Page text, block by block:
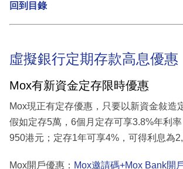
回到目錄
虛擬銀行定期存款高息優惠
Mox有新資金定存限時優惠
Mox現正有定存優惠，只要以新資金敍造
假如定存5萬，6個月定存可享3.8%年利
950港元；定存1年可享4%，可得利息為
Mox開戶優惠： Mox邀請碼+Mox Bank開